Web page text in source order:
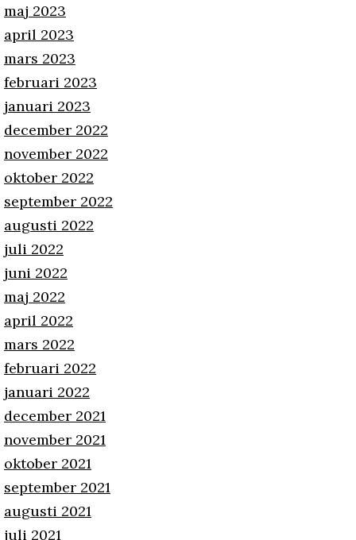
maj 2023
april 2023
mars 2023
februari 2023
januari 2023
december 2022
november 2022
oktober 2022
september 2022
augusti 2022
juli 2022
juni 2022
maj 2022
april 2022
mars 2022
februari 2022
januari 2022
december 2021
november 2021
oktober 2021
september 2021
augusti 2021
juli 2021